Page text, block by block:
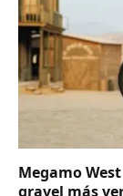
Megamo
gravel más